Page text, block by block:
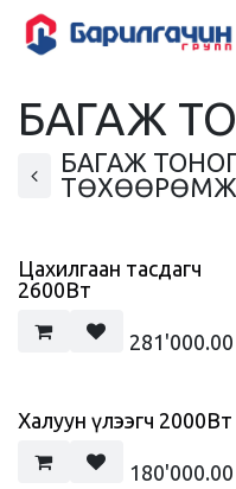
Skip to Content
БАГАЖ
БАГАЖ
ТӨХӨӨРӨМЖ
Цахилгаан тасдагч
2600Вт
281'000.00
Халуун үлээгч 2000Вт
180'000.00